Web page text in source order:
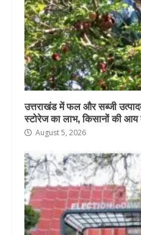
उत्तराखंड में फल और सब्जी
स्टोरेज का लाभ, किसानों की आय
August 5, 2026